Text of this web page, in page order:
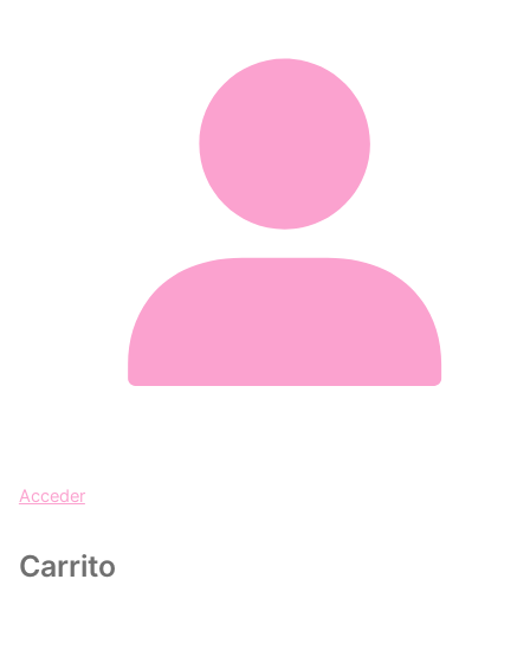
Acceder
Carrito